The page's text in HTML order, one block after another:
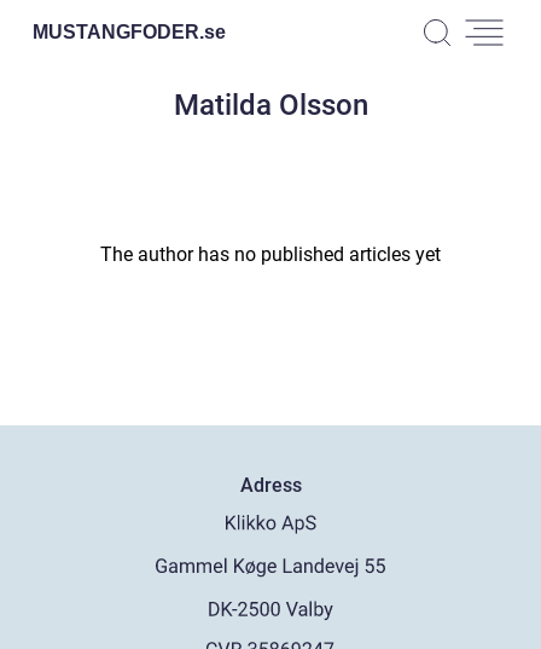
MUSTANGFODER.se
Matilda Olsson
The author has no published articles yet
Adress